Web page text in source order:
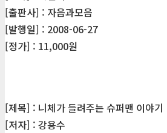
[출판사] : 자음과모음
[발행일] : 2008-06-27
[정가] : 11,000원
[제목] : 니체가 들려주는 슈퍼맨 이야기
[저자] : 강용수